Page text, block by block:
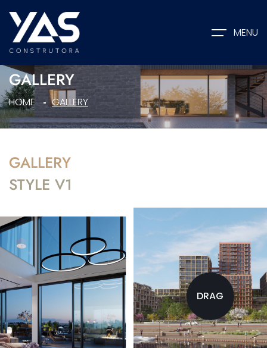
MENU
GALLERY
HOME GALLERY
GALLERY
STYLE V1
DRAG